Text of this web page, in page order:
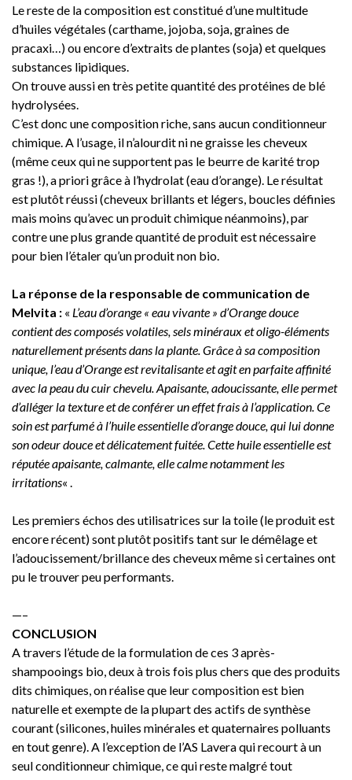
Le reste de la composition est constitué d’une multitude
d’huiles végétales (carthame, jojoba, soja, graines de
pracaxi…) ou encore d’extraits de plantes (soja) et quelques
substances lipidiques.
On trouve aussi en très petite quantité des protéines de blé
hydrolysées.
C’est donc une composition riche, sans aucun conditionneur
chimique. A l’usage, il n’alourdit ni ne graisse les cheveux
(même ceux qui ne supportent pas le beurre de karité trop
gras !), a priori grâce à l’hydrolat (eau d’orange). Le résultat
est plutôt réussi (cheveux brillants et légers, boucles définies
mais moins qu’avec un produit chimique néanmoins), par
contre une plus grande quantité de produit est nécessaire
pour bien l’étaler qu’un produit non bio.
La réponse de la responsable de communication de
Melvita : « L’eau d’orange « eau vivante » d’Orange douce
contient des composés volatiles, sels minéraux et oligo-éléments
naturellement présents dans la plante. Grâce à sa composition
unique, l’eau d’Orange est revitalisante et agit en parfaite affinité
avec la peau du cuir chevelu. Apaisante, adoucissante, elle permet
d’alléger la texture et de conférer un effet frais à l’application. Ce
soin est parfumé à l’huile essentielle d’orange douce, qui lui donne
son odeur douce et délicatement fuitée. Cette huile essentielle est
réputée apaisante, calmante, elle calme notamment les
irritations« .
Les premiers échos des utilisatrices sur la toile (le produit est
encore récent) sont plutôt positifs tant sur le démêlage et
l’adoucissement/brillance des cheveux même si certaines ont
pu le trouver peu performants.
—–
CONCLUSION
A travers l’étude de la formulation de ces 3 après-
shampooings bio, deux à trois fois plus chers que des produits
dits chimiques, on réalise que leur composition est bien
naturelle et exempte de la plupart des actifs de synthèse
courant (silicones, huiles minérales et quaternaires polluants
en tout genre). A l’exception de l’AS Lavera qui recourt à un
seul conditionneur chimique, ce qui reste malgré tout